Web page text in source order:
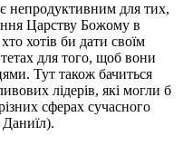
непродуктивним для тих,
Царству Божому в
хотів би дати своїм
для того, щоб вони
Тут також бачиться
лідерів, які могли б
сферах сучасного
Даниїл).